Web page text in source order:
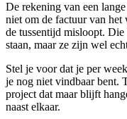
De rekening van een
niet om de factuur van het
de tussentijd misloopt.
staan, maar ze zijn wel
Stel je voor dat je per
je nog niet vindbaar bent.
project dat maar blijft
naast elkaar.